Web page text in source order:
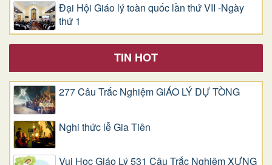
Đại Hội Giáo lý toàn quốc lần thứ VII -Ngày
thứ 1
TIN HOT
277 Câu Trắc Nghiệm GIÁO LÝ DỰ TÒNG
Nghi thức lễ Gia Tiên
Vui Học Giáo Lý 531 Câu Trắc Nghiệm XƯNG